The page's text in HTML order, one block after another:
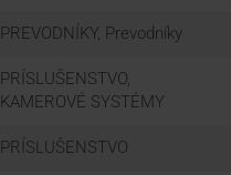
PREVODNÍKY, Prevodníky
PRÍSLUŠENSTVO,
KAMEROVÉ SYSTÉMY
PRÍSLUŠENSTVO